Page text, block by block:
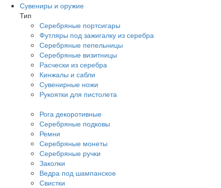
Сувениры и оружие
Тип
Серебряные портсигары
Футляры под зажигалку из серебра
Серебряные пепельницы
Серебряные визитницы
Расчески из серебра
Кинжалы и сабли
Сувенирные ножи
Рукоятки для пистолета
Рога декоротивные
Серебряные подковы
Ремни
Серебряные монеты
Серебряные ручки
Заколки
Ведра под шампанское
Свистки